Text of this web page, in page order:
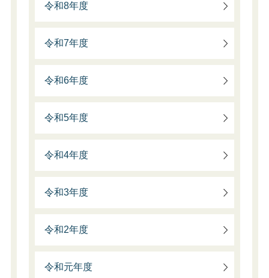
令和8年度
令和7年度
令和6年度
令和5年度
令和4年度
令和3年度
令和2年度
令和元年度